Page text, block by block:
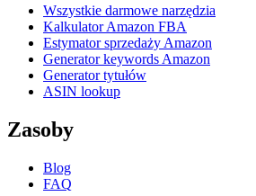
Wszystkie darmowe narzędzia
Kalkulator Amazon FBA
Estymator sprzedaży Amazon
Generator keywords Amazon
Generator tytułów
ASIN lookup
Zasoby
Blog
FAQ